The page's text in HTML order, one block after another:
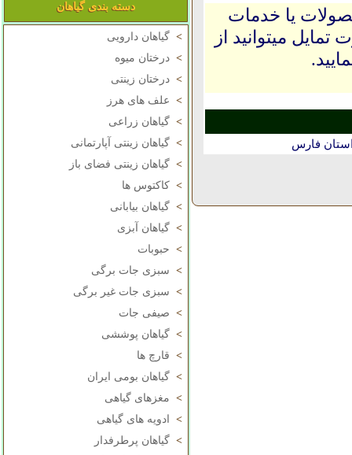
دسته بندی گیاهان
> گیاهان دارویی
> درختان میوه
> درختان زینتی
> علف های هرز
> گیاهان زراعی
> گیاهان زینتی آپارتمانی
> گیاهان زینتی فضای باز
> کاکتوس ها
> گیاهان بیابانی
> گیاهان آبزی
> حبوبات
> سبزی جات برگی
> سبزی جات غیر برگی
> صیفی جات
> گیاهان پوششی
> قارچ ها
> گیاهان بومی ایران
> مغزهای گیاهی
>
ادویه های گیاهی
> گیاهان پرطرفدار
یا خدمات
میتوانید از
فارس